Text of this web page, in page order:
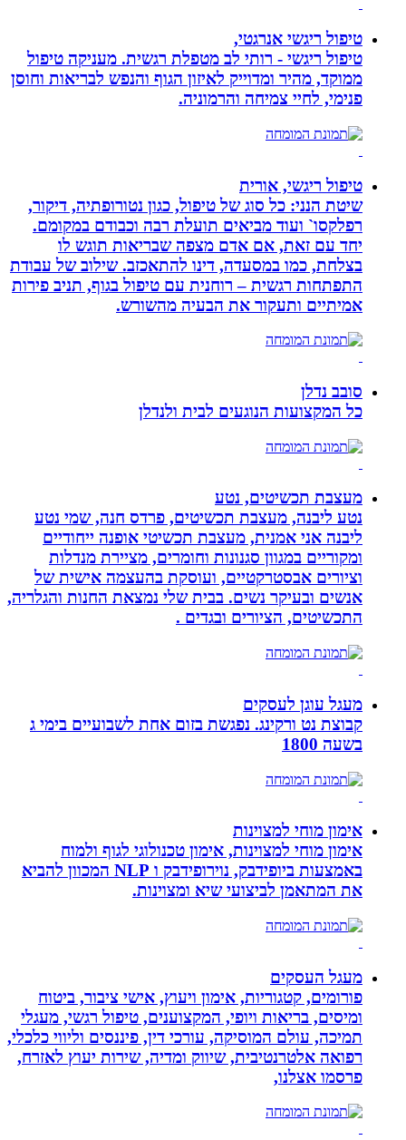
טיפול ריגשי אנרגטי,
טיפול ריגשי - רותי לב מטפלת רגשית. מעניקה טיפול
ממוקד, מהיר ומדוייק לאיזון הגוף והנפש לבריאות וחוסן
פנימי, לחיי צמיחה והרמוניה.
טיפול ריגשי, אורית
שיטת הנני: כל סוג של טיפול, כגון נטורופתיה, דיקור,
רפלקסו` ועוד מביאים תועלת רבה וכבודם במקומם.
יחד עם זאת, אם אדם מצפה שבריאות תוגש לו
בצלחת, כמו במסעדה, דינו להתאכזב. שילוב של עבודת
התפתחות רגשית – רוחנית עם טיפול בגוף, תניב פירות
אמיתיים ותעקור את הבעיה מהשורש.
סובב נדלן
כל המקצועות הנוגעים לבית ולנדלן
מעצבת תכשיטים, נטע
נטע ליבנה, מעצבת תכשיטים, פרדס חנה, שמי נטע
ליבנה אני אמנית, מעצבת תכשיטי אופנה ייחודיים
ומקוריים במגוון סגנונות וחומרים, מציירת מנדלות
וציורים אבסטרקטיים, ועוסקת בהעצמה אישית של
אנשים ובעיקר נשים. בבית שלי נמצאת החנות והגלריה,
התכשיטים, הציורים ובגדים .
מעגל עוגן לעסקים
קבוצת נט ורקינג. נפגשת בזום אחת לשבועיים בימי ג
בשעה 1800
אימון מוחי למצוינות
אימון מוחי למצוינות, אימון טכנולוגי לגוף ולמוח
באמצעות ביופידבק, נוירופידבק ו NLP המכוון להביא
את המתאמן לביצועי שיא ומצוינות.
מעגל העסקים
פורומים, קטגוריות, אימון ויעוץ, אישי ציבור, ביטוח
ומיסים, בריאות ויופי, המקצוענים, טיפול רגשי, מעגלי
תמיכה, עולם המוסיקה, עורכי דין, פיננסים וליווי כלכלי,
רפואה אלטרנטיבית, שיווק ומדיה, שירות יעוץ לאזרח,
פרסמו אצלנו,